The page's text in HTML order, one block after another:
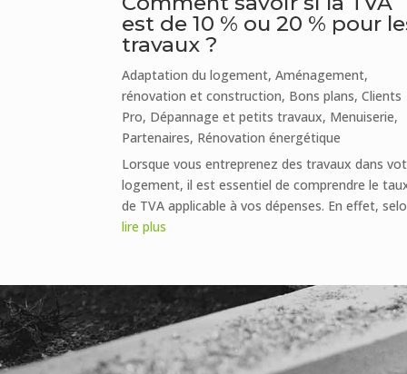
est de 10 % ou 20 % pour
travaux ?
Adaptation du logement,Aménagement,
rénovation et construction, Bons plans,Clients
Pro, Dépannage et petits travaux, Menuiserie,
Partenaires, Rénovation énergétique
Lorsque vous entreprenez des travaux dans
logement, il est essentiel de comprendre le
de TVA applicable à vos dépenses. En effet,
lire plus